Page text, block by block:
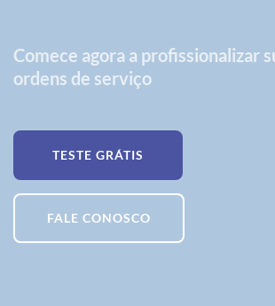
Comece agora a profissionalizar
ordens de serviço
TESTE GRÁTIS
FALE CONOSCO